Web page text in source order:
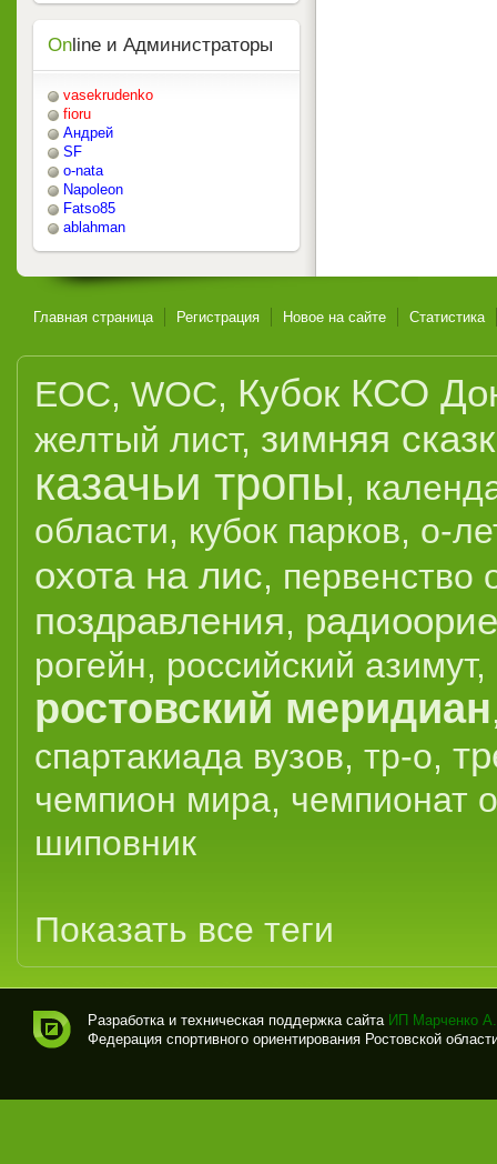
On line и Администраторы
vasekrudenko
fioru
Андрей
SF
o-nata
Napoleon
Fatso85
ablahman
Главная страница Регистрация Новое на сайте Статистика
EOC, WOC, Кубок КСО
желтый лист, зимняя
казачьи тропы,
области, кубок парков, о-
охота на лис, первенство
поздравления,
рогейн, российский азимут,
ростовский меридиан
спартакиада вузов, тр-о,
чемпион мира, чемпионат
шиповник
Показать все теги
вно
Разработка и техническая поддержка сайта ИП Марченко
Федерация спортивного ориентирования Ростовской